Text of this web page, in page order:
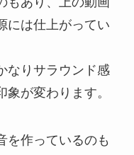
には仕上がってい
なりサラウンド感
が変わります。
を作っているのも